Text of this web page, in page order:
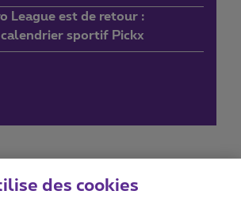
League est de retour :
sportif Pickx
des cookies